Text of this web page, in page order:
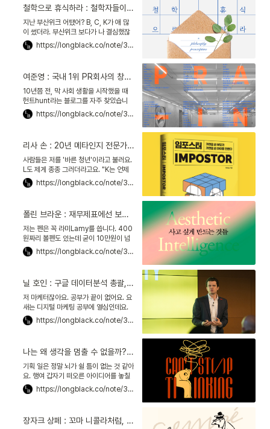
끌어내요. 최근 딱 그런 인터뷰 글을 만났
습니다. 책 『배우의 방』입니다. 박정민, 안
재홍, 이제훈, 천우희, 오정세...좋아하는
배우들의 목소리가 담겼기에 손이 갔어
요. 책장을 덮을 땐 의외의 배우에게 반해
버렸죠.
철학으로 휴식하라 : 철학자들이 말하는, 영혼을 건강하게 만드는 지름길
지난 부산위크 어땠어? B, C, K가 애 많
이 썼더라. 부산위크 보다가 나 결심했잖
아. 이번 휴가는 부산 가려고. 이번에 부산
가면 확실히 쉴 거야. 노트북도, 휴대폰도
네. 장은수 편집문화실험실 대표가 『철학
으로 휴식하라』라는 책을 소개해줬어. 이
걸 읽고 나면 '진짜 휴식'이 뭔지 알게 될
거래.
https://longblack.co/note/369
여준영 : 국내 1위 PR회사의 창업자, 그가 정의하는 '실천 가능한 성장'
10년쯤 전, 막 사회 생활을 시작했을 때
헌트hunt라는 블로그를 자주 찾았습니
다. PR 에이전시 프레인Prain의 설립자
여준영 대표가 운영하던 블로그였습니다.
만, 무엇보다 거침없이 전하는 일에 대한
철학이 매력적이었습니다. 이후 계속해서
그의 행보를 지켜봤습니다. 2000년 설
립된 프레인은 지금은 세계 57위에 랭크
된, 국내 최대 PR 에이전시로 성장했습니
https://longblack.co/note/334
리사 손 : 20년 메타인지 전문가, 한국 사회가 쓴 가면을 말하다
사람들은 저를 '바른 청년'이라고 불러요.
L도 제게 종종 그러더라고요. "K는 언제
부터 그렇게 성실했어? 날 때부터? 부럽
다, 얘." C는 어려운 일이 있으면 저를 찾
니다. 가끔은 나도 늦잠을 자고, 모르는 거
많다고 고백하고 싶은데 그게 잘 안 돼요.
https://longblack.co/note/376
폴린 브라운 : 재무제표에선 보이지 않는 브랜드 성공의 변수, 미적 지능
저는 펜은 꼭 라미Lamy를 씁니다. 400
원짜리 볼펜도 있는데 굳이 10만원이 넘
는 라미를 쓰느냐고 묻는다면, 글쎄요. 단
지 '있어 보여서'라고 답하기엔 억울합니
하고, 어떤 물건에는 그런 감정을 느끼지
못할까요. 책 『사고 싶게 만드는 것들』에
서 그 답을 찾았습니다. '미적 지능
Aesthetic Intelligence'이 있느냐 없
느냐의 차이예요.
https://longblack.co/note/387
닐 호인 : 구글 데이터분석 총괄, "지금의 마케팅으론 성공할 수 없다"
저 마케터잖아요. 공부가 끝이 없어요. 요
새는 디지털 마케팅 공부에 열심인데요.
디지털 마케팅하면 빼놓을 수 없는 키워
드가 데이터이죠. 이 단어가 왜 이리 압도
가 도움이 될 거라며 책 『컨버티드』를 추
천해줬어요. 저자인 닐 호인Neil Hoyne
이 구글에서만 11년 넘게 일한 데이터분
석 전문가라고요! 그런데 숫자나 데이터
를 강조하기보다는 '모니터 뒤에 사람이
있다'는 메시지를 전하는 것으로 유명해
https://longblack.co/note/392
나는 왜 생각을 멈출 수 없을까? : 생각 중독에서 나를 구하는 법
기획 일은 정말 뇌가 쉴 틈이 없는 것 같아
요. 행여 갑자기 떠오른 아이디어를 놓칠
까 봐 늘 머리를 풀가동시켜요. 주말이나
휴가 같은 경계가 없어요. "지나친 생각이
상담 치료 전문가 낸시 콜리어Nancy
https://longblack.co/note/398
장자크 상페 : 꼬마 니콜라처럼, 아이의 마음으로 살다 떠나다